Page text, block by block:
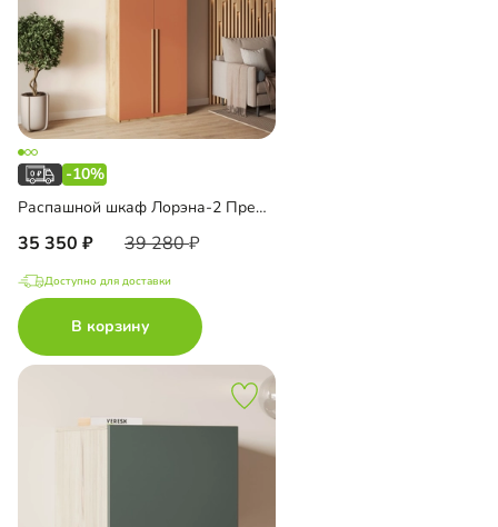
-10%
Распашной шкаф Лорэна-2 Премиум Эко с антресолью
35 350 39 280
Доступно для доставки
В корзину